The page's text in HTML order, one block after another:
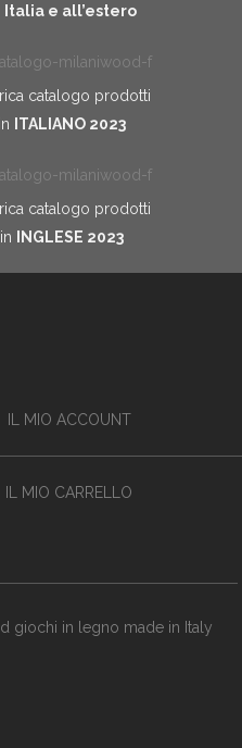
Italia e all’estero
catalogo prodotti
in
ITALIANO 2023
catalogo prodotti
in
INGLESE 2023
IL MIO ACCOUNT
IL MIO CARRELLO